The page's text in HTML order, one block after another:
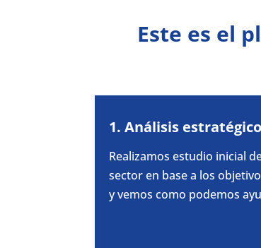
Este es el
1. Análisis
Realizamos estudio inicial
sector en base a los
y vemos como podemos